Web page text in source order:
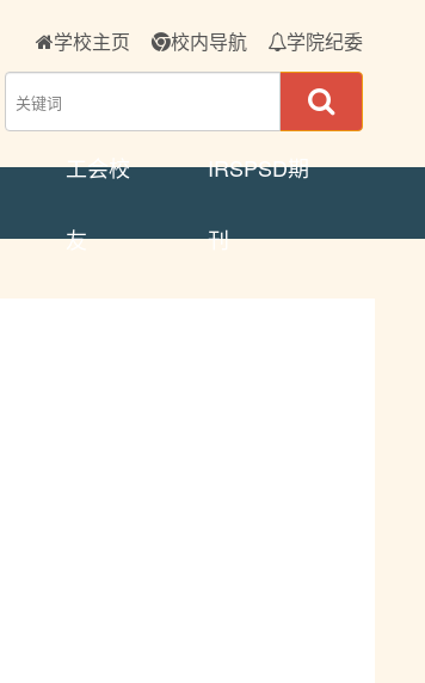
学校主页 校内导航 学院纪委
工会校
友
IRSPSD期
刊